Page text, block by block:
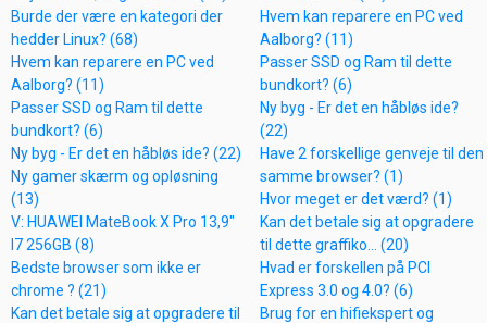
Burde der være en kategori der
hedder Linux? (68)
Hvem kan reparere en PC ved
Aalborg? (11)
Passer SSD og Ram til dette
bundkort? (6)
Ny byg - Er det en håbløs ide? (22)
Ny gamer skærm og opløsning
(13)
V: HUAWEI MateBook X Pro 13,9"
I7 256GB (8)
Bedste browser som ikke er
chrome ? (21)
Kan det betale sig at opgradere til
Hvem kan reparere en PC ved
Aalborg? (11)
Passer SSD og Ram til dette
bundkort? (6)
Ny byg - Er det en håbløs ide?
(22)
Have 2 forskellige genveje til den
samme browser? (1)
Hvor meget er det værd? (1)
Kan det betale sig at opgradere
til dette graffiko... (20)
Hvad er forskellen på PCI
Express 3.0 og 4.0? (6)
Brug for en hifiekspert og